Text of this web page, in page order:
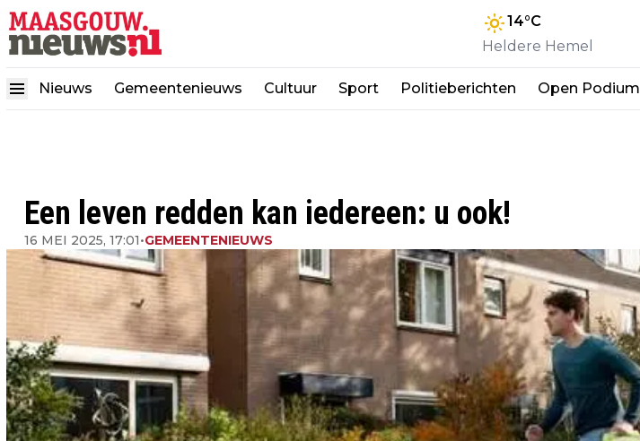
14°C
Heldere Hemel
Nieuws Gemeentenieuws Cultuur Sport Politieberichten Open Podium
Een leven redden kan iedereen: u ook!
16 MEI 2025, 17:01•GEMEENTENIEUWS